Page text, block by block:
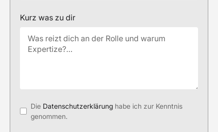
Kurz was zu dir
Die Datenschutzerklärung habe ich zur Kenntnis
genommen.